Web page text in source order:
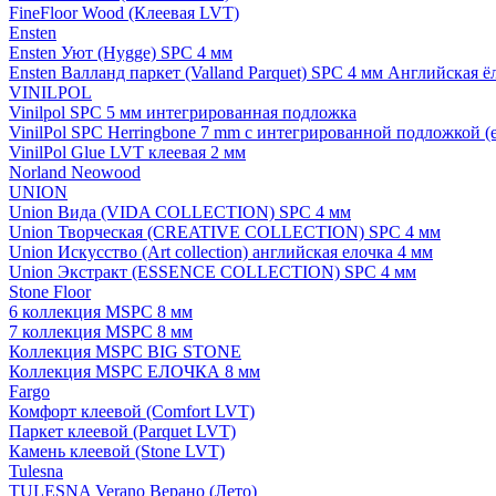
FineFloor Wood (Клеевая LVT)
Ensten
Ensten Уют (Hygge) SPC 4 мм
Ensten Валланд паркет (Valland Parquet) SPC 4 мм Английская
VINILPOL
Vinilpol SPC 5 мм интегрированная подложка
VinilPol SPC Herringbone 7 mm с интегрированной подложкой
VinilPol Glue LVT клеевая 2 мм
Norland Neowood
UNION
Union Вида (VIDA COLLECTION) SPC 4 мм
Union Творческая (CREATIVE COLLECTION) SPC 4 мм
Union Искусство (Art collection) английская елочка 4 мм
Union Экстракт (ESSENCE COLLECTION) SPC 4 мм
Stone Floor
6 коллекция MSPC 8 мм
7 коллекция MSPC 8 мм
Коллекция MSPC BIG STONE
Коллекция MSPC ЕЛОЧКА 8 мм
Fargo
Комфорт клеевой (Comfort LVT)
Паркет клеевой (Parquet LVT)
Камень клеевой (Stone LVT)
Tulesna
TULESNA Verano Верано (Лето)